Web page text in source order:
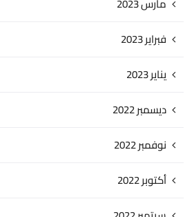
فبراير 2023
يناير 2023
ديسمبر 2022
نوفمبر 2022
أكتوبر 2022